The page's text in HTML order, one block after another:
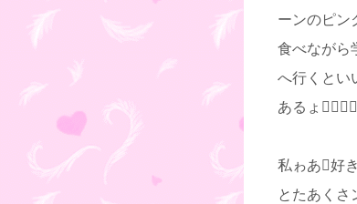
ーンのピン
食べながら
へ行くとい
あるょ
私ゎあ好
とたあくさ